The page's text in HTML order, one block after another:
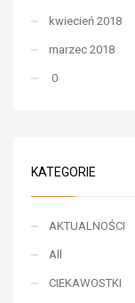
kwiecień 2018
marzec 2018
0
KATEGORIE
AKTUALNOŚCI
All
CIEKAWOSTKI